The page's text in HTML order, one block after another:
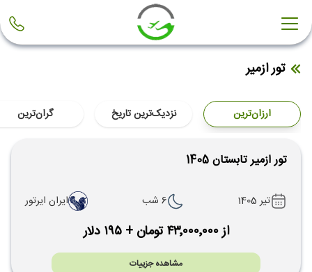
تور ازمیر
ارزان‌ترین نزدیک‌ترین تاریخ گران‌ترین
تور ازمیر تابستان 1405
تیر 1405 6 شب ایران ایرتور
از ۴۳٬۰۰۰٬۰۰۰ تومان + ۱۹۵ دلار
مشاهده جزییات